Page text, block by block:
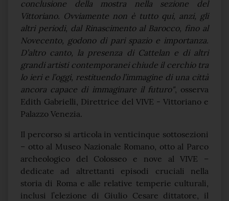
conclusione della mostra nella sezione del
Vittoriano. Ovviamente non è tutto qui, anzi, gli
altri periodi, dal Rinascimento al Barocco, fino al
Novecento, godono di pari spazio e importanza.
D’altro canto, la presenza di Cattelan e di altri
grandi artisti contemporanei chiude il cerchio tra
lo ieri e l’oggi, restituendo l’immagine di una città
ancora capace di immaginare il futuro", osserva
Edith Gabrielli, Direttrice del VIVE - Vittoriano e
Palazzo Venezia.
Il percorso si articola in venticinque sottosezioni
– otto al Museo Nazionale Romano, otto al Parco
archeologico del Colosseo e nove al VIVE –
dedicate ad altrettanti episodi cruciali nella
storia di Roma e alle relative temperie culturali,
inclusi l’elezione di Giulio Cesare dittatore, il